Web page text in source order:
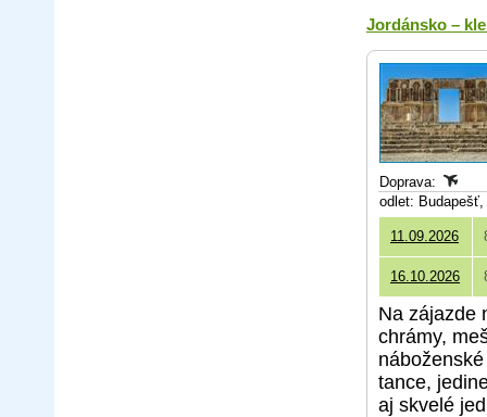
Jordánsko –
Doprava:
odlet:
11.09.2026
16.10.2026
Na zájazde
chrámy,
tance,
aj skvelé